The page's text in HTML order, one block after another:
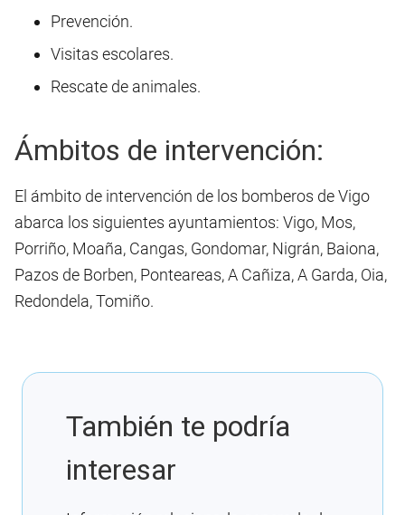
Prevención.
Visitas escolares.
Rescate de animales.
Ámbitos de intervención:
El ámbito de intervención de los bomberos de Vigo
abarca los siguientes ayuntamientos: Vigo, Mos,
Porriño, Moaña, Cangas, Gondomar, Nigrán, Baiona,
Pazos de Borben, Ponteareas, A Cañiza, A Garda, Oia,
Redondela, Tomiño.
También te podría
interesar